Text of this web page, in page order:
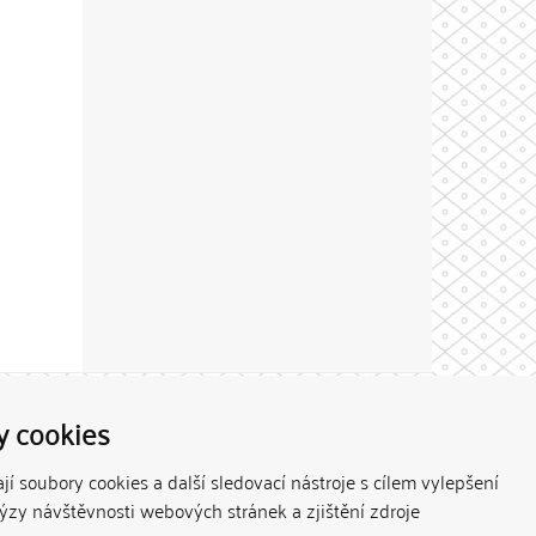
cookies
soubory cookies a další sledovací nástroje s cílem vylepšení
návštěvnosti webových stránek a zjištění zdroje